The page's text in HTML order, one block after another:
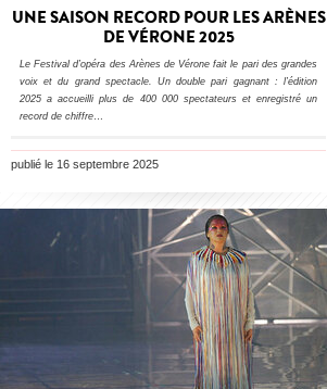
UNE SAISON RECORD POUR LES ARÈNES
DE VÉRONE 2025
Le Festival d’opéra des Arènes de Vérone fait le pari des grandes
voix et du grand spectacle. Un double pari gagnant : l’édition
2025 a accueilli plus de 400 000 spectateurs et enregistré un
record de chiffre…
publié le 16 septembre 2025